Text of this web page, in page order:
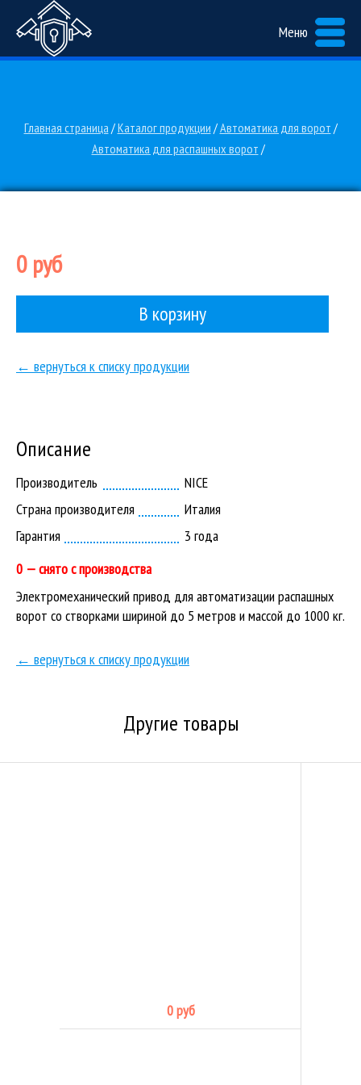
Меню
Главная страница /Каталог продукции /Автоматика для ворот /
Автоматика для распашных ворот /
0 руб
В корзину
← вернуться к списку продукции
Описание
Производитель
NICE
Страна производителя
Италия
Гарантия
3 года
0 — снято с производства
Электромеханический привод для автоматизации распашных
ворот со створками шириной до 5 метров и массой до 1000 кг.
← вернуться к списку продукции
Другие товары
0 руб